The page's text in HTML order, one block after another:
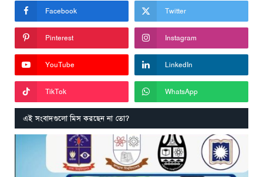
Facebook Twitter
Pinterest Instagram
YouTube LinkedIn
TikTok WhatsApp
এই সংবাদগুলো মিস করছেন না তো?